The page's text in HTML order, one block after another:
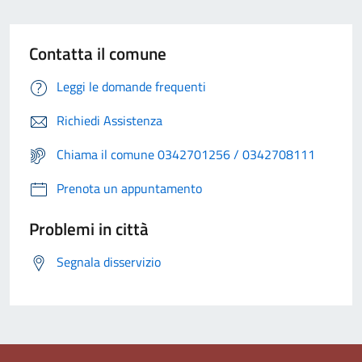
Contatta il comune
Leggi le domande frequenti
Richiedi Assistenza
Chiama il comune 0342701256 / 0342708111
Prenota un appuntamento
Problemi in città
Segnala disservizio